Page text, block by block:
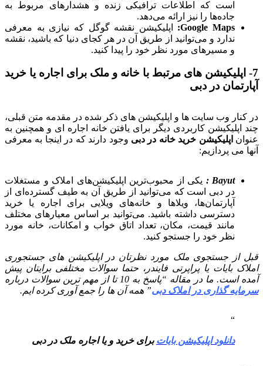
است که اطلاعات ترافیکی زنده و هشدارهای مربوط به
جاده‌ها را نیز ارائه می‌دهد.
Google Maps:
اپلیکیشن نقشه گوگل که نیازی به معرفی
ندارد و می‌توانید از طریق آن در هر کجای دنیا که باشید، نقشه
و مسیرهای مورد نظر خود را پیدا کنید.
7- اپلیکیشن های مرتبط با خانه و ملک برای اجاره یا خرید
آپارتمان در دبی
در کنار وب سایت ها و اپلیکیشن های ذکر شده در مقدمه متن قبلی،
چند اپلیکیشن کاربردی دیگر برای یافتن خانه اجاره ای و همچنین به
عنوان اپلیکیشن خرید خانه در دبی وجود دارند که در اینجا به معرفی
آنها می پردازیم:
Bayut :
یکی از محبوب‌ترین اپلیکیشن‌های املاک و مستغلات
در دبی است که می‌توانید از طریق آن به طیف گسترده‌ای از
آپارتمان‌ها، ویلاها و خانه‌های ویلایی برای اجاره یا خرید
دسترسی داشته باشید. می‌توانید بر اساس معیارهای مختلف
مانند قیمت، مکان، تعداد اتاق خواب و امکانات، خانه مورد
نظر خود را جستجو کنید.
قبل از جستجوی ملک مورد نظرتان در اپلیکیشن های جستجوری
املاک بایات یا پراپرتی فایندر، حتما سوالات مختلفی برایتان پیش
آمده است. ما در مقاله “پاسخ به 10 تا از مهم ترین سوالات درباره
سرمایه گذاری در املاک دبی” همه آن ها را جمع آوری کرده ایم.
دانلود اپلیکیشن بایات برای خرید و یا اجاره ملک در دبی